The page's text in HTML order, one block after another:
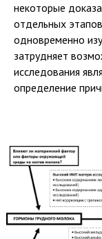
некоторые
отдельных
одновременно
затрудняет
исследования
определение